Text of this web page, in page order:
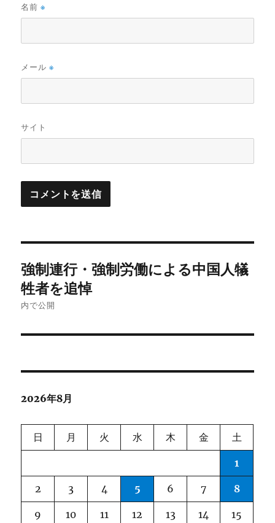
名前※
メール※
サイト
稿
ナ
ビ
ョ
強制連行・強制労働による中国人犠
牲者を追悼
内で公開
2026年8月
日 月 火 水 木 金 土
1
2 3 4 5 6 7 8
9 10 11 12 13 14 15